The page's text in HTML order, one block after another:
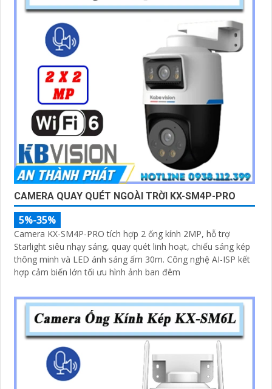
CAMERA QUAY QUÉT NGOÀI TRỜI KX-SM4P-PRO
5%-35%
Camera KX-SM4P-PRO tích hợp 2 ống kính 2MP, hỗ trợ
Starlight siêu nhạy sáng, quay quét linh hoạt, chiếu sáng kép
thông minh và LED ánh sáng ấm 30m. Công nghệ AI-ISP kết
hợp cảm biến lớn tối ưu hình ảnh ban đêm